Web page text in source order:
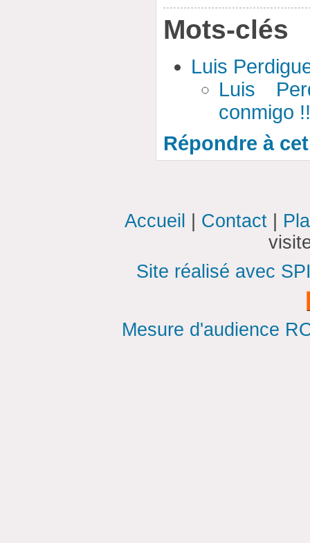
Mots-clés
Luis
Luis
conmigo
Répondre à
Accueil Contact
Site réalisé avec
Mesure d'audience